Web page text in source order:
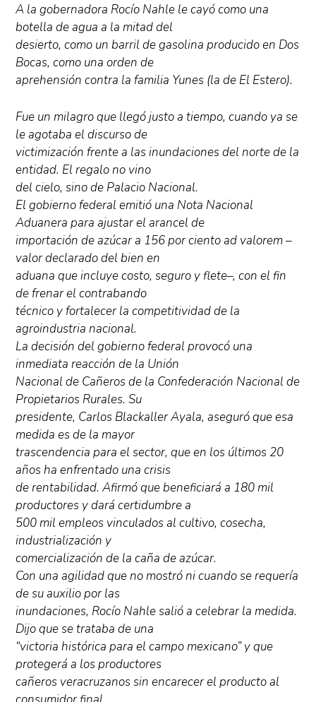
A la gobernadora Rocío Nahle le cayó como una
botella de agua a la mitad del
desierto, como un barril de gasolina producido en Dos
Bocas, como una orden de
aprehensión contra la familia Yunes (la de El Estero).
Fue un milagro que llegó justo a tiempo, cuando ya se
le agotaba el discurso de
victimización frente a las inundaciones del norte de la
entidad. El regalo no vino
del cielo, sino de Palacio Nacional.
El gobierno federal emitió una Nota Nacional
Aduanera para ajustar el arancel de
importación de azúcar a 156 por ciento ad valorem –
valor declarado del bien en
aduana que incluye costo, seguro y flete–, con el fin
de frenar el contrabando
técnico y fortalecer la competitividad de la
agroindustria nacional.
La decisión del gobierno federal provocó una
inmediata reacción de la Unión
Nacional de Cañeros de la Confederación Nacional de
Propietarios Rurales. Su
presidente, Carlos Blackaller Ayala, aseguró que esa
medida es de la mayor
trascendencia para el sector, que en los últimos 20
años ha enfrentado una crisis
de rentabilidad. Afirmó que beneficiará a 180 mil
productores y dará certidumbre a
500 mil empleos vinculados al cultivo, cosecha,
industrialización y
comercialización de la caña de azúcar.
Con una agilidad que no mostró ni cuando se requería
de su auxilio por las
inundaciones, Rocío Nahle salió a celebrar la medida.
Dijo que se trataba de una
“victoria histórica para el campo mexicano” y que
protegerá a los productores
cañeros veracruzanos sin encarecer el producto al